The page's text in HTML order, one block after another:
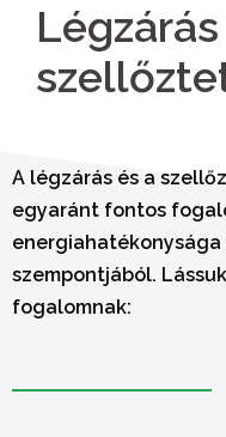
A légzárás és a
egyaránt fontos
szempontjából.
fogalomnak: